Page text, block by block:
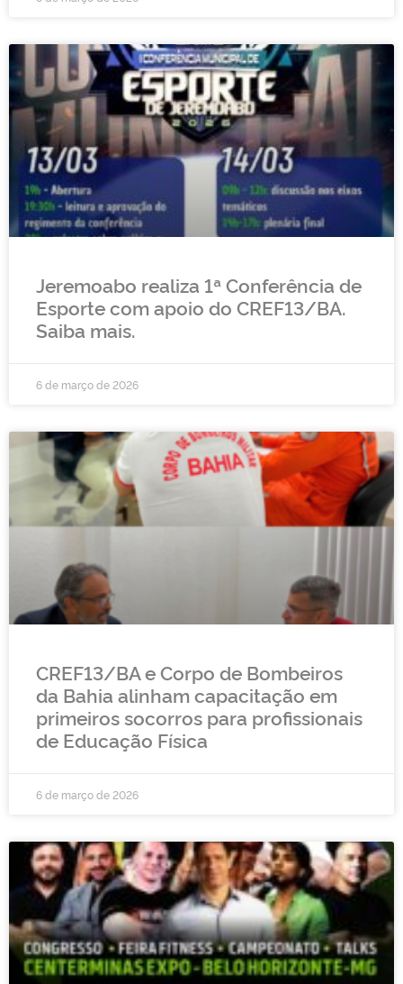
Jeremoabo realiza 1ª Conferência de
Esporte com apoio do CREF13/BA.
Saiba mais.
6 de março de 2026
CREF13/BA e Corpo de Bombeiros
da Bahia alinham capacitação em
primeiros socorros para profissionais
de Educação Física
6 de março de 2026